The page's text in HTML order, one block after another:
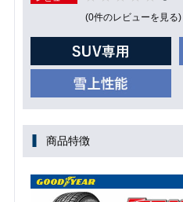
(0件のレビューを見る)
商品特徴